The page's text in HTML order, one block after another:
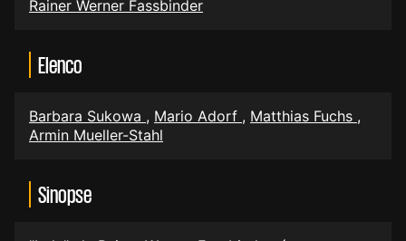
Rainer Werner Fassbinder
Elenco
Barbara Sukowa , Mario Adorf , Matthias Fuchs ,
Armin Mueller-Stahl
Sinopse